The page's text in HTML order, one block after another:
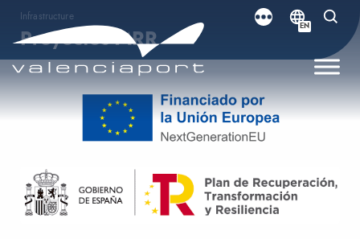
EN
Infrastructure
Proyectos MRR